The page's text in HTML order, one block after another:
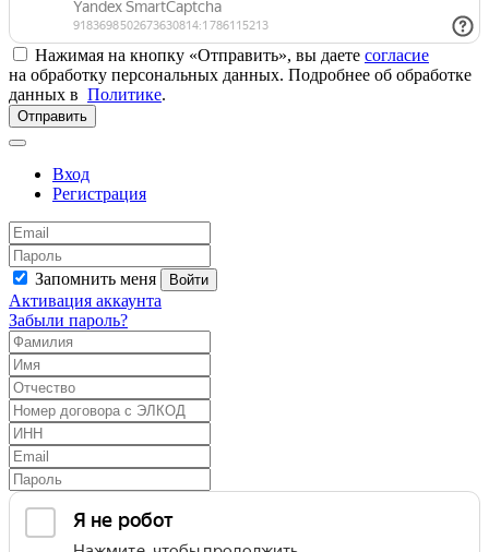
Нажимая на кнопку «Отправить», вы даете согласие
на обработку персональных данных. Подробнее об обработке
данных в Политике.
Отправить
Вход
Регистрация
Запомнить меня Войти
Активация аккаунта
Забыли пароль?